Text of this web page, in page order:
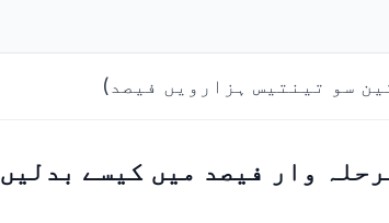
سو تینتیس ہزارویں فیصد)
وار فیصد میں کیسے بدلیں